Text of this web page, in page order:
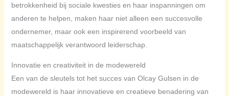
betrokkenheid bij sociale kwesties en haar inspanningen om
anderen te helpen, maken haar niet alleen een succesvolle
ondernemer, maar ook een inspirerend voorbeeld van
maatschappelijk verantwoord leiderschap.
Innovatie en creativiteit in de modewereld
Een van de sleutels tot het succes van Olcay Gulsen in de
modewereld is haar innovatieve en creatieve benadering van